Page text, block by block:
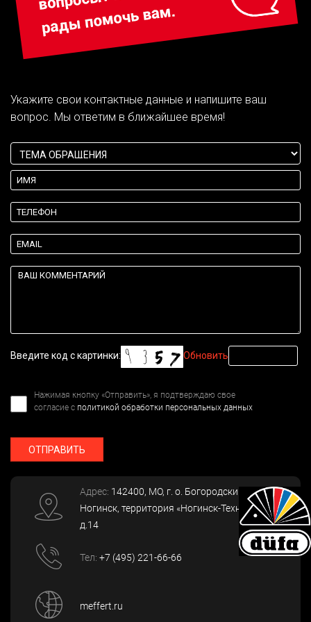
Укажите свои контактные данные и напишите ваш
вопрос. Мы ответим в ближайшее время!
Введите код с картинки: Обновить
Нажимая кнопку «Отправить», я подтверждаю свое
согласие с политикой обработки персональных данных
ОТПРАВИТЬ
Адрес: 142400, МО, г. о. Богородский, г.
Ногинск, территория «Ногинск-Технопарк»,
д.14
Тел: +7 (495) 221-66-66
meffert.ru